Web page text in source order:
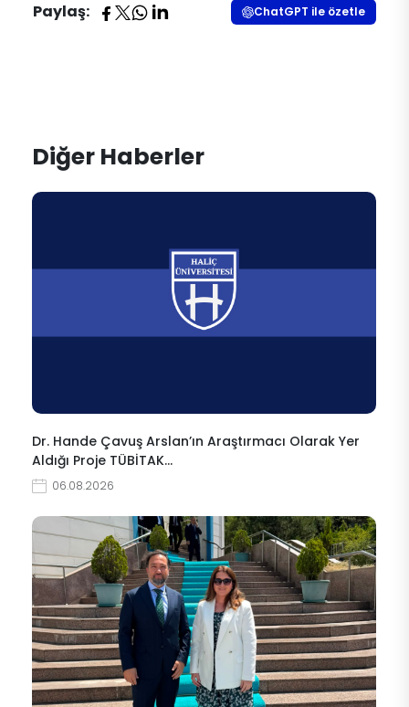
Paylaş: ChatGPT ile özetle
Diğer Haberler
Dr. Hande Çavuş Arslan’ın Araştırmacı Olarak Yer
Aldığı Proje TÜBİTAK…
06.08.2026